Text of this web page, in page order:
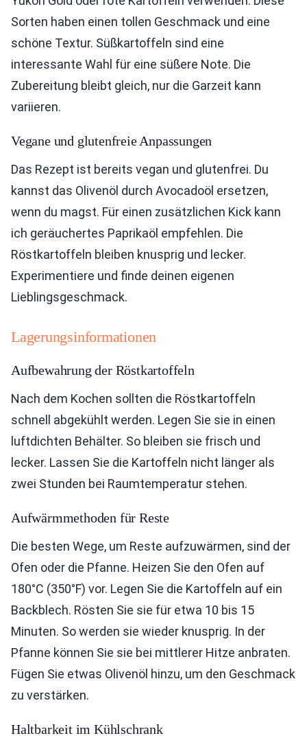
Sorten haben einen tollen Geschmack und eine
schöne Textur. Süßkartoffeln sind eine
interessante Wahl für eine süßere Note. Die
Zubereitung bleibt gleich, nur die Garzeit kann
variieren.
Vegane und glutenfreie Anpassungen
Das Rezept ist bereits vegan und glutenfrei. Du
kannst das Olivenöl durch Avocadoöl ersetzen,
wenn du magst. Für einen zusätzlichen Kick kann
ich geräuchertes Paprikaöl empfehlen. Die
Röstkartoffeln bleiben knusprig und lecker.
Experimentiere und finde deinen eigenen
Lieblingsgeschmack.
Lagerungsinformationen
Aufbewahrung der Röstkartoffeln
Nach dem Kochen sollten die Röstkartoffeln
schnell abgekühlt werden. Legen Sie sie in einen
luftdichten Behälter. So bleiben sie frisch und
lecker. Lassen Sie die Kartoffeln nicht länger als
zwei Stunden bei Raumtemperatur stehen.
Aufwärmmethoden für Reste
Die besten Wege, um Reste aufzuwärmen, sind der
Ofen oder die Pfanne. Heizen Sie den Ofen auf
180°C (350°F) vor. Legen Sie die Kartoffeln auf ein
Backblech. Rösten Sie sie für etwa 10 bis 15
Minuten. So werden sie wieder knusprig. In der
Pfanne können Sie sie bei mittlerer Hitze anbraten.
Fügen Sie etwas Olivenöl hinzu, um den Geschmack
zu verstärken.
Haltbarkeit im Kühlschrank